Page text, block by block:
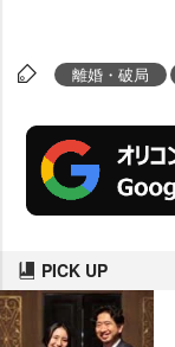
離婚・破局
PICK UP